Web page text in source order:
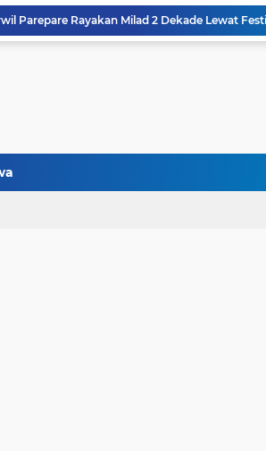
Tim Debat IAIN Harapkan Penilaian Transparan